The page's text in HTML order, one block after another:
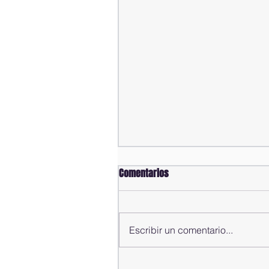
Comentarios
Escribir un comentario...